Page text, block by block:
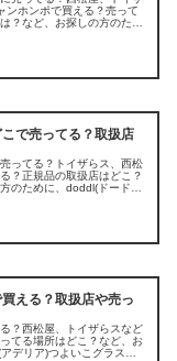
ンホンポで買える？売って
？など、お探しの方のため
で売ってる？取扱店
ってる？トイザらス、西松
？正規品の取扱店はどこ？
のために、doddl(ドードル)
える？取扱店や売っ
？西松屋、トイザらスなど
てる場所はどこ？など、お
デリア)つよいこグラスの